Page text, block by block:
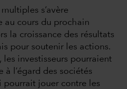
s’avère
au cours du prochain
la croissance des résultats
pour soutenir les actions.
les investisseurs pourraient
à l’égard des sociétés
pourrait jouer contre les